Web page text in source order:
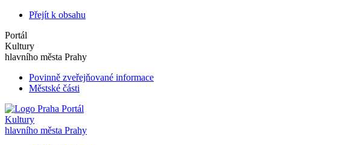
Přejít k obsahu
Portál
Kultury
hlavního města Prahy
Povinně zveřejňované informace
Městské části
Portál
Kultury
hlavního města Prahy